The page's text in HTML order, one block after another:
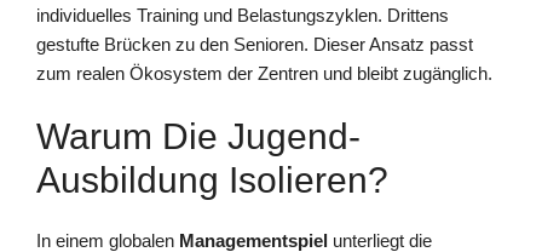
individuelles Training und Belastungszyklen. Drittens
gestufte Brücken zu den Senioren. Dieser Ansatz passt
zum realen Ökosystem der Zentren und bleibt zugänglich.
Warum Die Jugend-
Ausbildung Isolieren?
In einem globalen Managementspiel unterliegt die